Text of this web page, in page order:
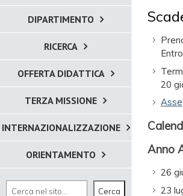
DIPARTIMENTO
RICERCA
OFFERTA DIDATTICA
TERZA MISSIONE
INTERNAZIONALIZZAZIONE
ORIENTAMENTO
Cerca
20
Anno
26
23